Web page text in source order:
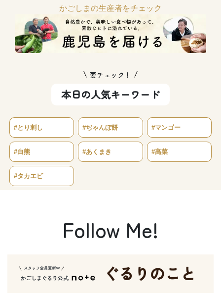
かごしまの生産者をチェック
要チェック！
本日の人気キーワード
#とり刺し #ぢゃんぼ餅 #マンゴー
#白熊 #あくまき #高菜
#タカエビ
Follow Me!